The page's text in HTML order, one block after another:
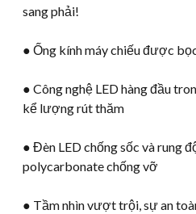
sang phải!
● Ống kính máy chiếu được
● Công nghệ LED hàng đầu
kể lượng rút thăm
● Đèn LED chống sốc và rung
polycarbonate chống vỡ
● Tầm nhìn vượt trội, sự an